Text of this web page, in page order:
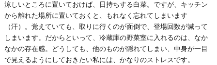
涼しいところに置いておけば、日持ちする白菜。ですが、キッチン
から離れた場所に置いておくと、もれなく忘れてしまいます
（汗）。覚えていても、取りに行くのが面倒で、登場回数が減って
しまいます。だからといって、冷蔵庫の野菜室に入れるのは、なか
なかの存在感。どうしても、他のものが隠れてしまい、中身が一目
で見えるようにしておきたい私には、かなりのストレスです。